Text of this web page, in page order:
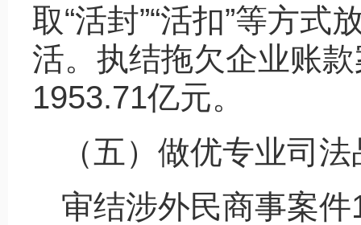
取“活封”“活扣”等方
活。执结拖欠企业账
1953.71亿元‌。‌
（五）做优专业司
审结涉外民商事案